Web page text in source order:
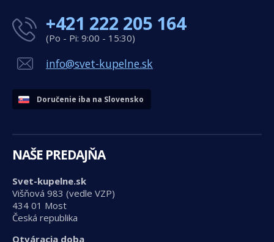
+421 222 205 164
(Po - Pi: 9:00 - 15:30)
info@svet-kupelne.sk
Doručenie iba na Slovensko
NAŠE PREDAJŇA
Svet-kupelne.sk
Višňová 983 (vedle VZP)
434 01 Most
Česká republika
Otváracia doba